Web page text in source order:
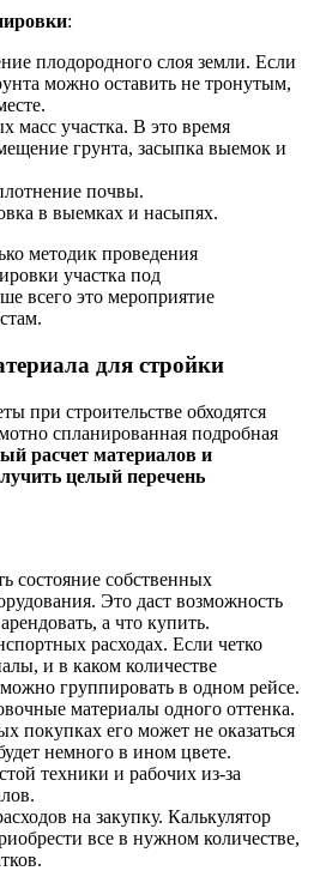
:
плодородного слоя земли. Если
можно оставить не тронутым,
масс участка. В это время
грунта, засыпка выемок и
почвы.
в выемках и насыпях.
методик проведения
участка под
всего это мероприятие
для стройки
при строительстве обходятся
спланированная подробная
расчет материалов и
целый перечень
состояние собственных
Это даст возможность
а что купить.
расходах. Если четко
и в каком количестве
группировать в одном рейсе.
материалы одного оттенка.
покупках его может не оказаться
немного в ином цвете.
техники и рабочих из-за
на закупку. Калькулятор
все в нужном количестве,